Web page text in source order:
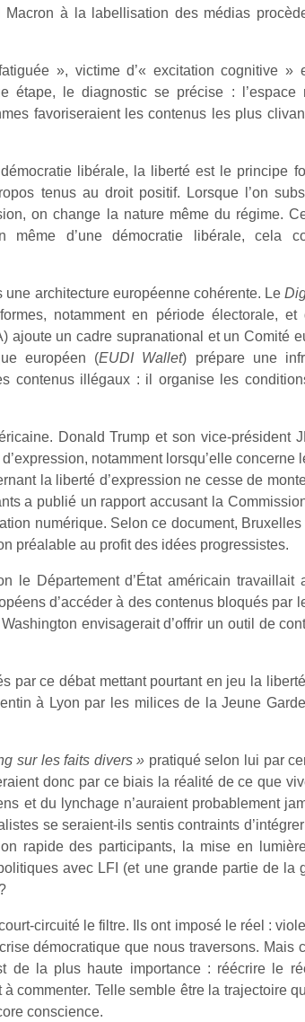
à la labellisation des médias
», victime d’« excitation cognitive »
étape, le diagnostic se précise : l’espace
favoriseraient les contenus les plus
libérale, la liberté est le principe
tenus au droit positif. Lorsque l’on
on change la nature même du régime.
même d’une démocratie libérale, cela
une architecture européenne cohérente. Le
notamment en période électorale, et
ajoute un cadre supranational et un Comité
européen (EUDI Wallet) prépare une
contenus illégaux : il organise les
Donald Trump et son vice-président
notamment lorsqu’elle concerne
la liberté d’expression ne cesse de
a publié un rapport accusant la
numérique. Selon ce document,
préalable au profit des idées progressistes.
le Département d’État américain travaillait
d’accéder à des contenus bloqués par
envisagerait d’offrir un outil de
par ce débat mettant pourtant en jeu la
à Lyon par les milices de la Jeune
sur les faits divers » pratiqué selon lui par
donc par ce biais la réalité de ce que
et du lynchage n’auraient probablement
se seraient-ils sentis contraints
rapide des participants, la mise en
avec LFI (et une grande partie de la
circuité le filtre. Ils ont imposé le réel :
démocratique que nous traversons. Mais
de la plus haute importance : réécrire le
commenter. Telle semble être la trajectoire
conscience.